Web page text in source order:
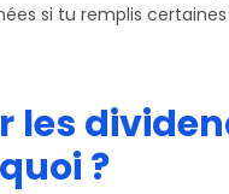
si tu remplis
les
?